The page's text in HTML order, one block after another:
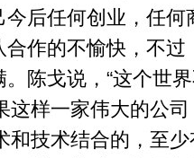
后任何创业，任何
作的不愉快，不
陈戈说，“这个世
这样一家伟大的公
和技术结合的，至